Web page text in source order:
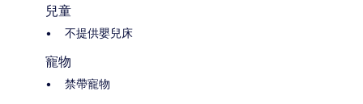
兒童
不提供嬰兒床
寵物
禁帶寵物